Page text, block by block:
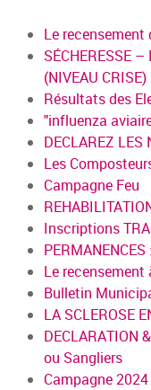
Le recensement
SÉCHERESSE
(NIVEAU CRISE)
Résultats des
"influenza
DECLAREZ LES
Les
Campagne Feu
Inscriptions
Le recensement
Bulletin
LA SCLEROSE
DECLARATION
ou Sangliers
Campagne